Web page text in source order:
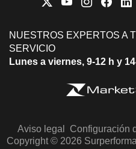
NUESTROS EXPERTOS A
SERVICIO
Lunes a viernes, 9-12 h y
Aviso legal Configuración
Copyright © 2026